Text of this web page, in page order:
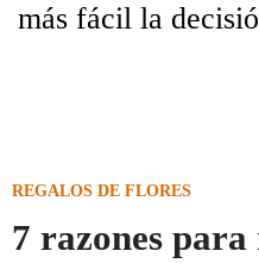
más fácil la
REGALOS DE FLORES
7 razones